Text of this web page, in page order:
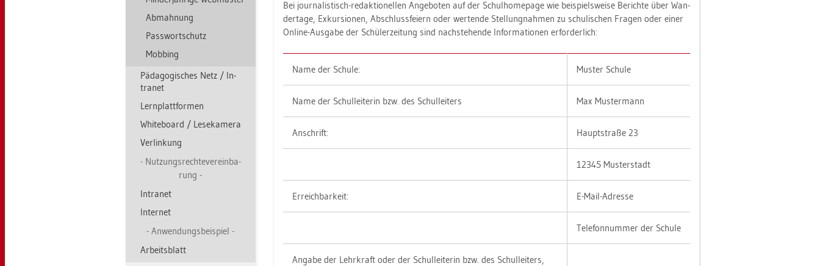
Ab­mah­nung
Pass­wort­schutz
Mob­bing
Päd­ago­gi­sches Netz / In­
tra­net
Lern­platt­for­men
Whi­te­board / Le­se­ka­me­ra
Ver­lin­kung
Nut­zungs­rech­te­ver­ein­ba­
rung
In­tra­net
In­ter­net
An­wen­dungs­bei­spiel
Ar­beits­blatt
Bei jour­na­lis­tisch-re­dak­tio­nel­len An­ge­bo­ten auf der Schul­home­page wie bei­spiels­wei­se Be­rich­te über Wan­
der­ta­ge, Ex­kur­sio­nen, Ab­schluss­fei­ern oder wer­ten­de Stel­lung­nah­men zu schu­li­schen Fra­gen oder einer
On­line-Aus­ga­be der Schü­ler­zei­tung sind nach­ste­hen­de In­for­ma­tio­nen er­for­der­lich:
Name der Schu­le: Mus­ter Schu­le
Name der Schul­lei­te­rin bzw. des Schul­lei­ters Max Mus­ter­mann
An­schrift: Haupt­stra­ße 23
12345 Mus­ter­stadt
Er­reich­bar­keit: E-Mail-Adres­se
Te­le­fon­num­mer der Schu­le
An­ga­be der Lehr­kraft oder der Schul­lei­te­rin bzw. des Schul­lei­ters,